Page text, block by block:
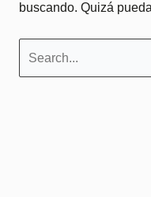
buscando. Quizá